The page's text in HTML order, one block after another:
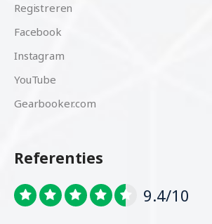
Registreren
Facebook
Instagram
YouTube
Gearbooker.com
Referenties
9.4/10